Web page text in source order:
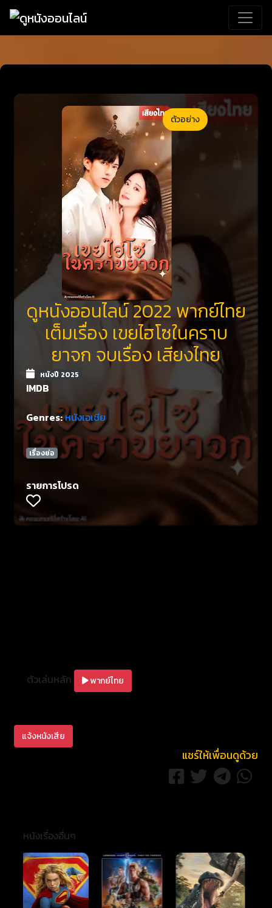
ตัวอย่าง
ดูหนังออนไลน์ 2022 พากย์ไทย
เต็มเรื่อง เขยไฮโซในคราบ
ยาจก จบเรื่อง เสียงไทย
หนังปี 2025
IMDB
Genres:หนังเอเชีย
เรื่องย่อ
รายการโปรด
ตัวเล่นหลัก พากย์ไทย
แจ้งหนังเสีย
แชร์ให้เพื่อนดูด้วย
หนังเรื่องอื่นๆ